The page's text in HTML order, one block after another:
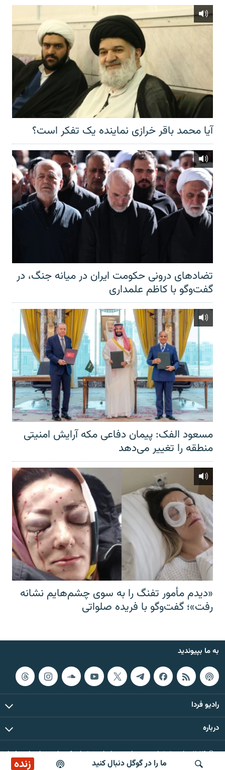
ما را در گوگل دنبال کنید زنده
آیا محمد باقر خرازی نماینده یک تفکر است؟
تضادهای درونی حکومت ایران در میانه جنگ، در
گفت‌‌وگو با کاظم علمداری
مسعود الفک: پیمان دفاعی مکه آرایش امنیتی
منطقه را تغییر می‌دهد
«دیدم مأمور تفنگ را به سوی چشم‌هایم نشانه
رفت»؛ گفت‌و‌گو با فریده صلواتی
به ما بپیوندید
رادیو فردا
درباره
© ۲۰۲۶ تمام حقوق این وب‌سایت، بر اساس مقررات کپی‌رایت، برای رادیو فردا
محفوظ است.